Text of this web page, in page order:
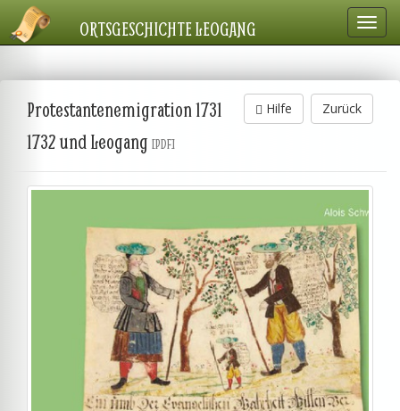
ORTSGESCHICHTE LEOGANG
Zurück
Hilfe
Protestantenemigration 1731
1732 und Leogang [PDF]